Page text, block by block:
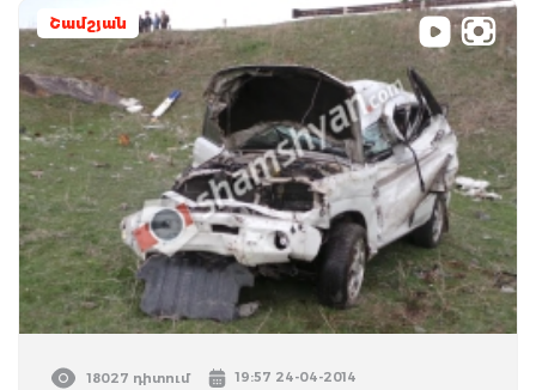
Շամշյան
18027 դիտում 19:57 24-04-2014